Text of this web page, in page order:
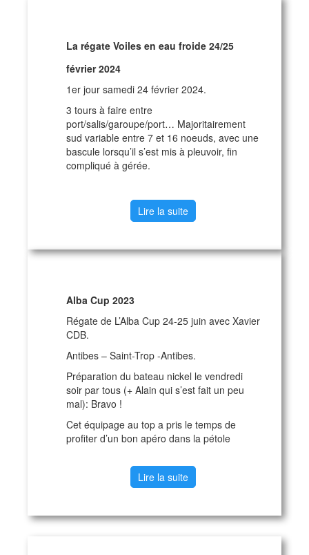
La régate Voiles en eau froide 24/25
février 2024
1er jour samedi 24 février 2024.
3 tours à faire entre
port/salis/garoupe/port… Majoritairement
sud variable entre 7 et 16 noeuds, avec une
bascule lorsqu’il s’est mis à pleuvoir, fin
compliqué à gérée.
Lire la suite
Alba Cup 2023
Régate de L’Alba Cup 24-25 juin avec Xavier
CDB.
Antibes – Saint-Trop -Antibes.
Préparation du bateau nickel le vendredi
soir par tous (+ Alain qui s’est fait un peu
mal): Bravo !
Cet équipage au top a pris le temps de
profiter d’un bon apéro dans la pétole
Lire la suite